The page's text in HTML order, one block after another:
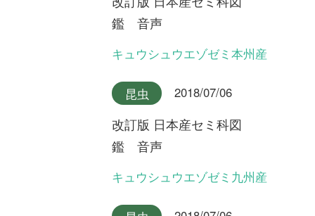
改訂版 日本産セミ科図
鑑 音声
ニイニイゼミ沖縄本島産
昆虫 2018/07/06
改訂版 日本産セミ科図
鑑 音声
アカエゾゼミとキュウシュウ
エゾゼミのデュエット
昆虫 2018/07/06